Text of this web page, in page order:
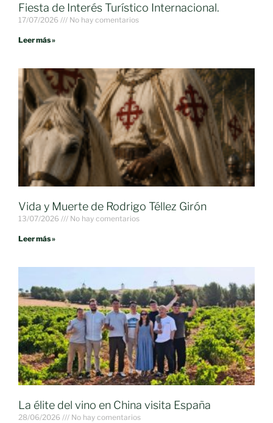
Fiesta de Interés Turístico Internacional.
17/07/2026 No hay comentarios
Leer más »
Vida y Muerte de Rodrigo Téllez Girón
13/07/2026 No hay comentarios
Leer más »
La élite del vino en China visita España
28/06/2026 No hay comentarios